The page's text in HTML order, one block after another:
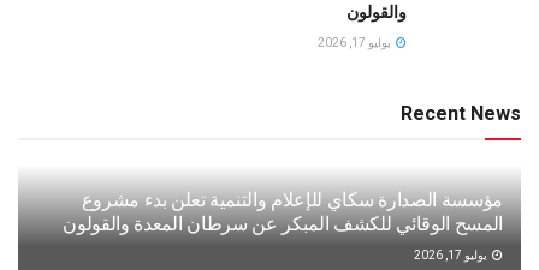
والقولون
يوليو 17, 2026
Recent News
مؤسسة الصدارة سكاي للإعلام والتنمية تعلن بدء مشروع
المسح الوقائي للكشف المبكر عن سرطان المعدة والقولون
يوليو 17, 2026